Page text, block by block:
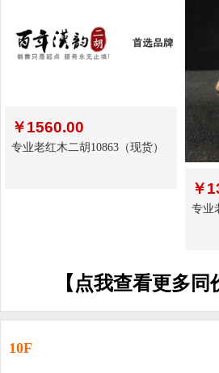
￥1560.00
专业老红木二胡10863（现货）
￥
专业
【点我查看更多同
10F